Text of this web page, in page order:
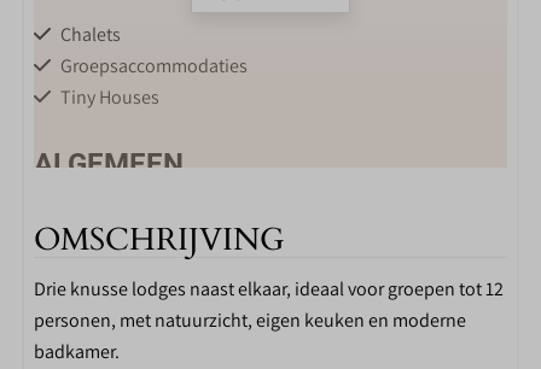
Chalets
Groepsaccommodaties
Tiny Houses
ALGEMEEN
Centrale verwarming
WOONKAMER
Flatscreen TV
OMSCHRIJVING
Drie knusse lodges naast elkaar, ideaal voor groepen tot 12
personen, met natuurzicht, eigen keuken en moderne
badkamer.